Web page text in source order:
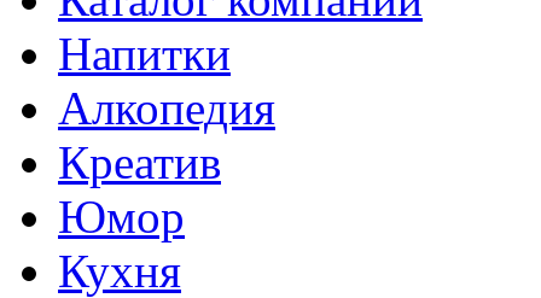
Напитки
Алкопедия
Креатив
Юмор
Кухня